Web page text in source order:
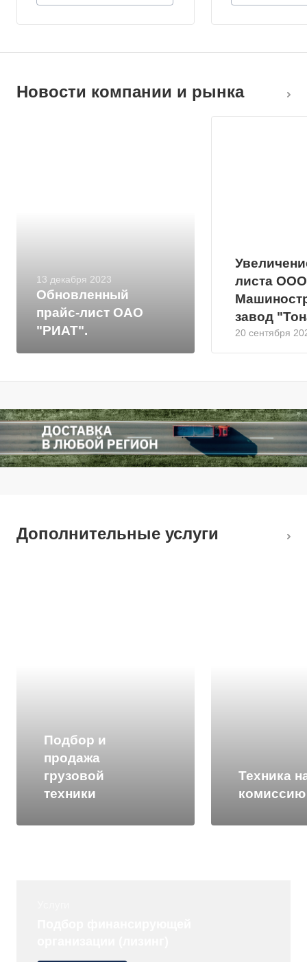
Новости компании и рынка
Обновленный
прайс-лист ОАО
"РИАТ".
13 декабря 2023
листа ООО
завод
20 сентября
Дополнительные услуги
Подбор и
продажа
грузовой
техники
Техника
комиссию